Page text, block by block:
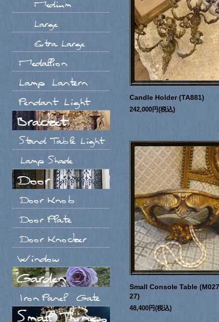
Candle Holder (TA881)
242,000円(税込)
Small Console Table
27)
48,400円(税込)